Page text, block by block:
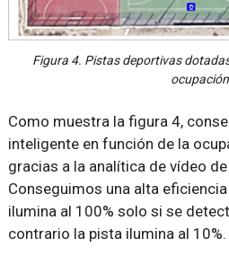
Figura 4. Pistas deportivas
Como muestra la figura 4,
inteligente en función de la
gracias a la analítica de vídeo
Conseguimos una alta
ilumina al 100% solo si se
contrario la pista ilumina al 10%.